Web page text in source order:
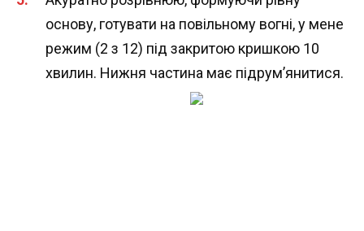
основу, готувати на повільному вогні, у мене
режим (2 з 12) під закритою кришкою 10
хвилин. Нижня частина має підрум’янитися.